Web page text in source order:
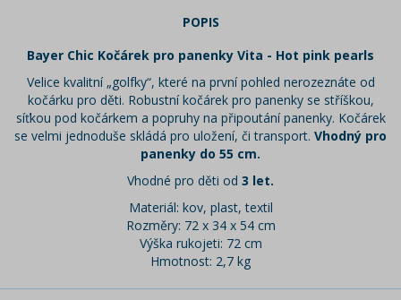
POPIS
Bayer Chic Kočárek pro panenky Vita - Hot pink pearls
Velice kvalitní „golfky“, které na první pohled nerozeznáte od
kočárku pro děti. Robustní kočárek pro panenky se stříškou,
síťkou pod kočárkem a popruhy na připoutání panenky. Kočárek
se velmi jednoduše skládá pro uložení, či transport. Vhodný pro
panenky do 55 cm.
Vhodné pro děti od 3 let.
Materiál: kov, plast, textil
Rozměry: 72 x 34 x 54 cm
Výška rukojeti: 72 cm
Hmotnost: 2,7 kg